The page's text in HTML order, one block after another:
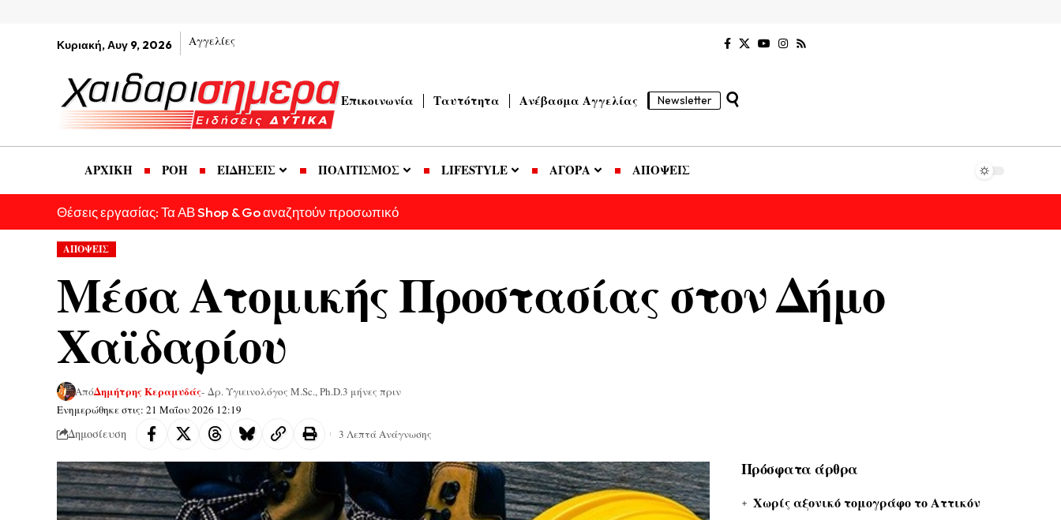
Κυριακή, Αυγ 9, 2026 Αγγελίες
Επικοινωνία Ταυτότητα Ανέβασμα Αγγελίας Newsletter
ΑΡΧΙΚΗ ΡΟΗ ΕΙΔΗΣΕΙΣ ΠΟΛΙΤΙΣΜΟΣ LIFESTYLE ΑΓΟΡΑ ΑΠΟΨΕΙΣ
Θέσεις εργασίας: Τα ΑΒ Shop & Go αναζητούν προσωπικό
ΑΠΟΨΕΙΣ
Μέσα Ατομικής Προστασίας στον Δήμο
Χαϊδαρίου
Ενημερώθηκε στις: 21 Μαΐου 2026 12:19
ΑπόΔημήτρης Κεραμυδάς- Δρ. Υγιεινολόγος M.Sc., Ph.D.3 μήνες πριν
Δημοσίευση 3 Λεπτά Ανάγνωσης
Πρόσφατα άρθρα
Χωρίς αξονικό τομογράφο το Αττικόν